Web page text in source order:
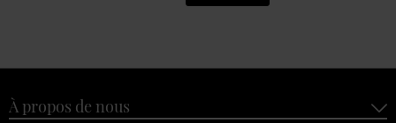
À propos de nous